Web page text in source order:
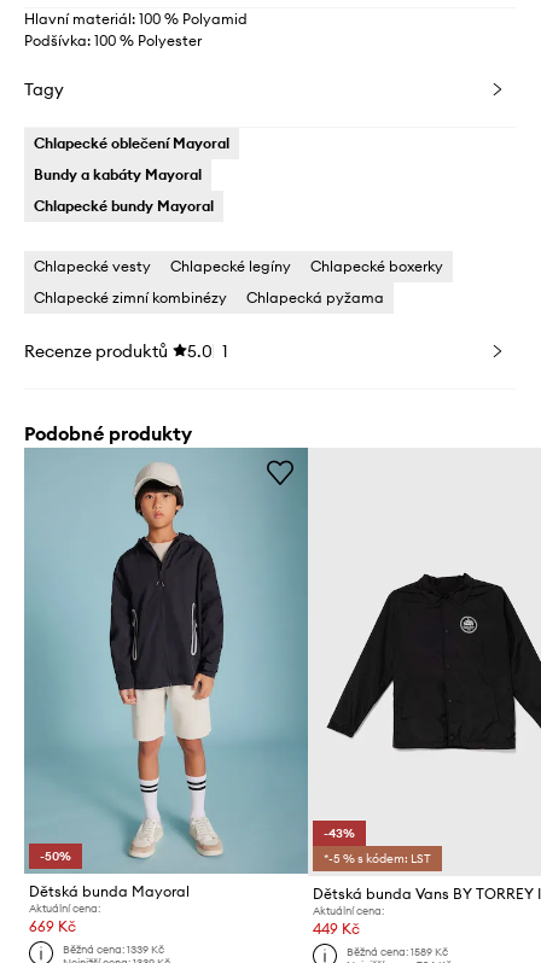
Hlavní materiál: 100 % Polyamid
Podšívka: 100 % Polyester
Tagy
Chlapecké oblečení Mayoral
Bundy a kabáty Mayoral
Chlapecké bundy Mayoral
Chlapecké vesty Chlapecké legíny
Chlapecké boxerky
Chlapecké zimní kombinézy
Chlapecká pyžama
Recenze produktů 5.0 1
Podobné produkty
-50%
Dětská bunda Mayoral
Aktuální cena:
669 Kč
Běžná cena:1339 Kč
-43%
*-5 % s kódem: LST
Dětská bunda Vans BY TORREY
Aktuální cena:
449 Kč
Běžná cena: 1589 Kč